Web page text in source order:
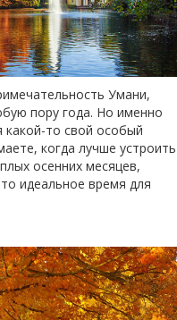
Умани,
пору года. Но именно
какой-то свой особый
когда лучше устроить
осенних месяцев,
идеальное время для